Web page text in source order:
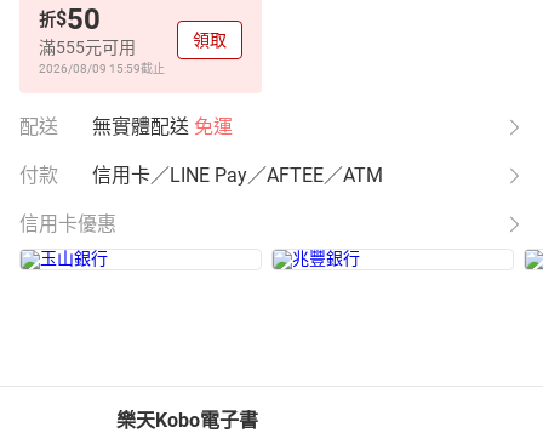
折$50
滿555元可用
2026/08/09 15:59截止
領取
配送 無實體配送 免運
付款 信用卡／LINE Pay／AFTEE／ATM
信用卡優惠
樂天Kobo電子書